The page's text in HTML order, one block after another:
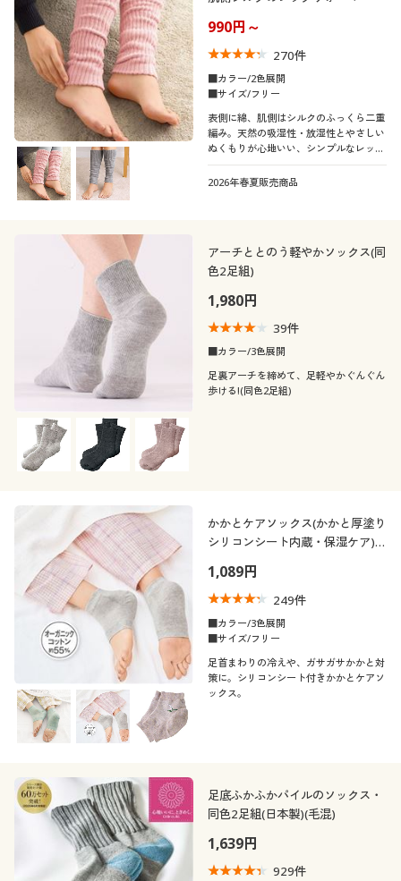
990円～
270件
■カラー/2色展開
■サイズ/フリー
表側に綿、肌側はシルクのふっくら二重
編み。天然の吸湿性・放湿性とやさしい
ぬくもりが心地いい、シンプルなレッグ
ウォーマー。
2026年春夏販売商品
アーチととのう軽やかソックス(同
色2足組)
1,980円
39件
■カラー/3色展開
足裏アーチを締めて、足軽やかぐんぐん
歩ける!(同色2足組)
かかとケアソックス(かかと厚塗り
シリコンシート内蔵・保湿ケア)
1,089円
249件
■カラー/3色展開
■サイズ/フリー
足首まわりの冷えや、ガサガサかかと対
策に。シリコンシート付きかかとケアソ
ックス。
足底ふかふかパイルのソックス・
同色2足組(日本製)(毛混)
1,639円
929件